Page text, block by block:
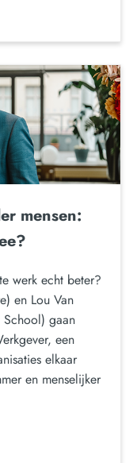
mensen:
werk echt beter?
en Lou Van
School) gaan
een
elkaar
en menselijker